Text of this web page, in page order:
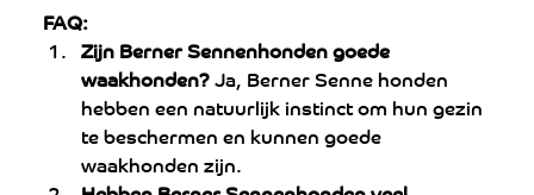
FAQ:
Zijn Berner Sennenhonden goede
waakhonden? Ja, Berner Senne honden
hebben een natuurlijk instinct om hun gezin
te beschermen en kunnen goede
waakhonden zijn.